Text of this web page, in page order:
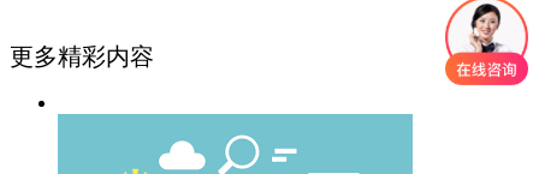
更多精彩内容